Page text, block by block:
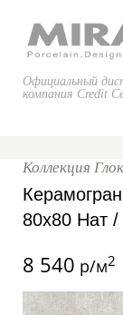
Официальный
компания Credit
Коллекция
80x80 Нат
8 540 р/м2